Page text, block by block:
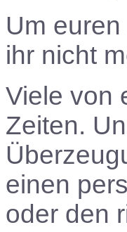
Um
ihr nicht
Viele von
Zeiten.
einen
oder den